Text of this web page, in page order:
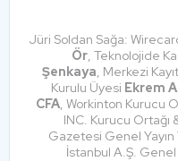
Jüri Soldan Sağa:
Ör, Teknolojide
Şenkaya, Merkezi
Kurulu Üyesi Ekrem
CFA, Workinton Kurucu
INC. Kurucu Ortağı
Gazetesi Genel
İstanbul A.Ş. Genel